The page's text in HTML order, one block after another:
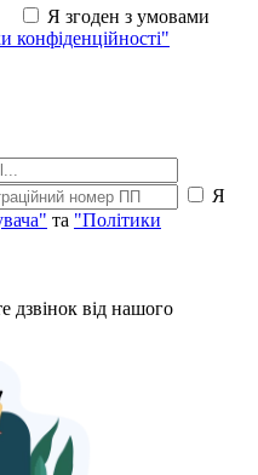
Я згоден з умовами
конфіденційності"
Я
та "Політики
дзвінок від нашого